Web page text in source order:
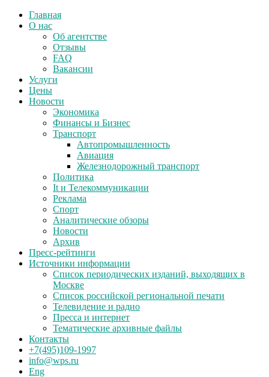
Главная
О нас
Об агентстве
Отзывы
FAQ
Вакансии
Услуги
Цены
Новости
Экономика
Финансы и Бизнес
Транспорт
Автопромышленность
Авиация
Железнодорожный транспорт
Политика
It и Телекоммуникации
Реклама
Спорт
Аналитические обзоры
Новости
Архив
Пресс-рейтинги
Источники информации
Список периодических изданий, выходящих в
Москве
Список российской региональной печати
Телевидение и радио
Пресса и интернет
Тематические архивные файлы
Контакты
+7(495)109-1997
info@wps.ru
Eng